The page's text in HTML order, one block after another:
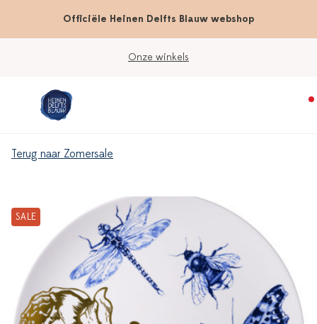
Officiële Heinen Delfts Blauw webshop
Onze winkels
Terug naar Zomersale
SALE